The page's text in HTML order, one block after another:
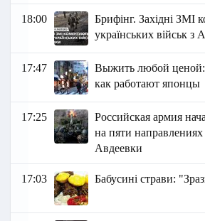
18:00
Брифінг. Західні ЗМІ
українських військ з
17:47
Выжить любой ценой:
как работают японцы
17:25
Российская армия
на пяти направлениях
Авдеевки
17:03 Бабусині страви: